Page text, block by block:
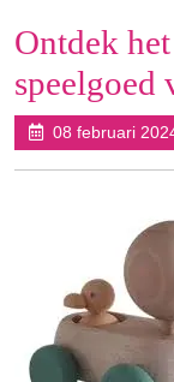
Ontdek
speelgoed
08 februari